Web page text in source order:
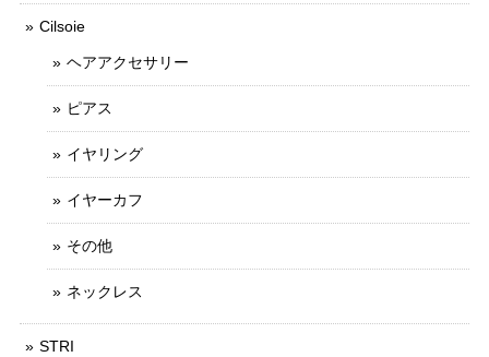
Cilsoie
ヘアアクセサリー
ピアス
イヤリング
イヤーカフ
その他
ネックレス
STRI